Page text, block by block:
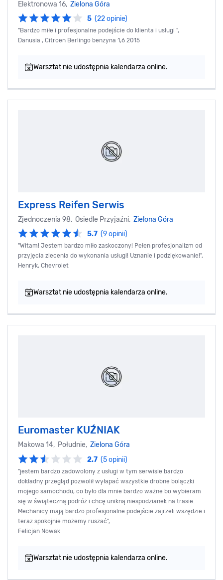
Elektronowa 16, Zielona Góra
5 (22 opinie)
"Bardzo miłe i profesjonalne podejście do klienta i usługi ",
Danusia , Citroen Berlingo benzyna 1,6 2015
Warsztat nie udostępnia kalendarza online.
Express Reifen Serwis
Zjednoczenia 98, Osiedle Przyjaźni, Zielona Góra
5.7 (9 opinii)
"Witam! Jestem bardzo miło zaskoczony! Pełen profesjonalizm od
przyjęcia zlecenia do wykonania usługi! Uznanie i podziękowanie!",
Henryk, Chevrolet
Warsztat nie udostępnia kalendarza online.
Euromaster KUŹNIAK
Makowa 14, Południe, Zielona Góra
2.7 (5 opinii)
"jestem bardzo zadowolony z usługi w tym serwisie bardzo
dokładny przegląd pozwolił wyłapać wszystkie drobne bolączki
mojego samochodu, co było dla mnie bardzo ważne bo wybieram
się w świąteczną podróż i chcę unikną niespodzianek na trasie.
Mechanicy mają bardzo profesjonalne podejście zajrzeli wszędzie i
teraz spokojnie możemy ruszać",
Felicjan Nowak
Warsztat nie udostępnia kalendarza online.